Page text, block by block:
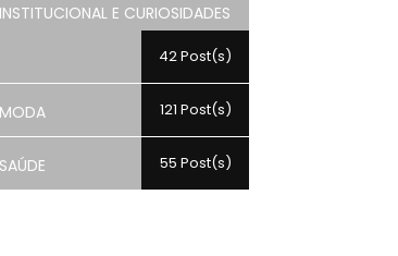
INSTITUCIONAL E CURIOSIDADES
42 Post(s)
MODA 121 Post(s)
SAÚDE 55 Post(s)